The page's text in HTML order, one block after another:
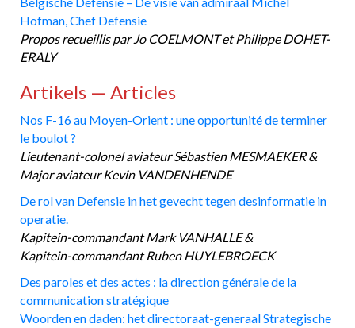
Hofman, Chef Defensie
Propos recueillis par Jo COELMONT et Philippe DOHET-
ERALY
Artikels — Articles
Nos F-16 au Moyen-Orient : une opportunité de terminer
le boulot ?
Lieutenant-colonel aviateur Sébastien MESMAEKER &
Major aviateur Kevin VANDENHENDE
De rol van Defensie in het gevecht tegen desinformatie in
operatie.
Kapitein-commandant Mark VANHALLE &
Kapitein-commandant Ruben HUYLEBROECK
Des paroles et des actes : la direction générale de la
communication stratégique
Woorden en daden: het directoraat-generaal Strategische